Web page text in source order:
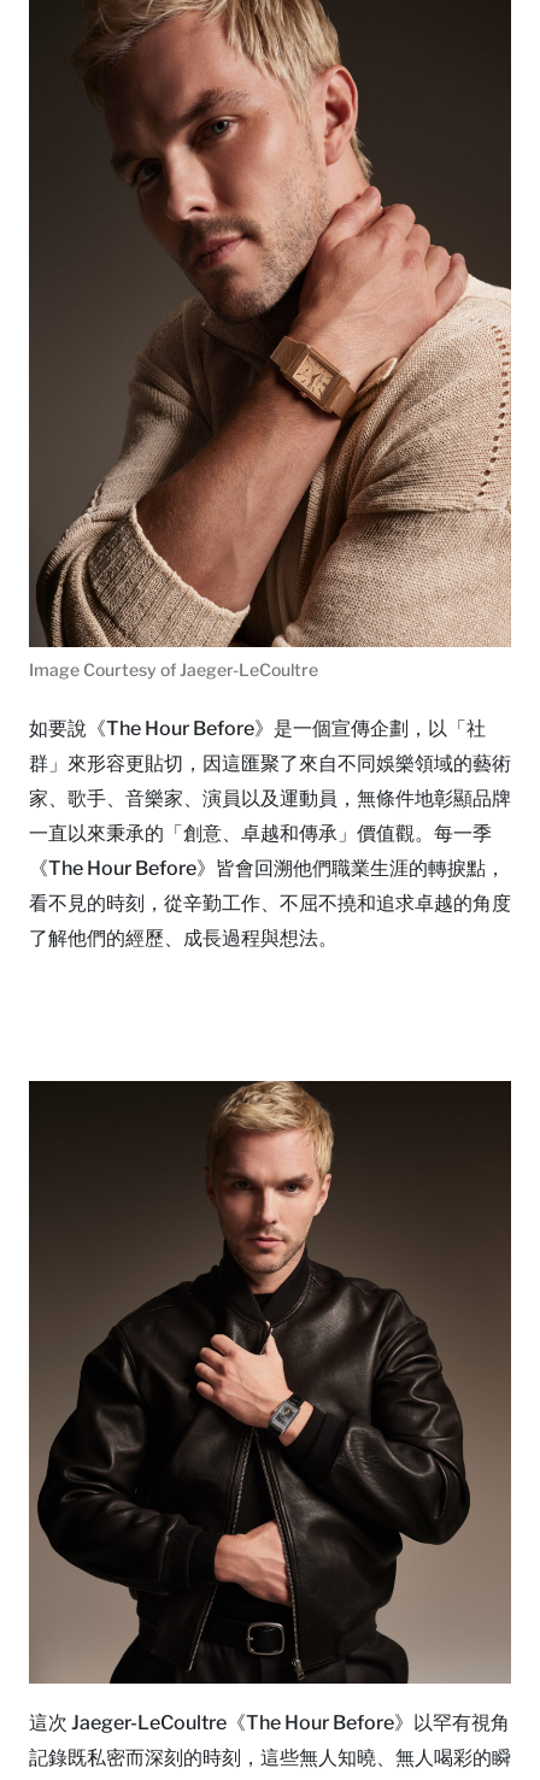
Image Courtesy of Jaeger-LeCoultre
如要說《The Hour Before》是一個宣傳企劃，以「社
群」來形容更貼切，因這匯聚了來自不同娛樂領域的藝術
家、歌手、音樂家、演員以及運動員，無條件地彰顯品牌
一直以來秉承的「創意、卓越和傳承」價值觀。每一季
《The Hour Before》皆會回溯他們職業生涯的轉捩點，
看不見的時刻，從辛勤工作、不屈不撓和追求卓越的角度
了解他們的經歷、成長過程與想法。
這次 Jaeger-LeCoultre《The Hour Before》以罕有視角
記錄既私密而深刻的時刻，這些無人知曉、無人喝彩的瞬